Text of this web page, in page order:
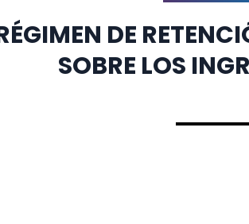
DE
SOBRE LOS